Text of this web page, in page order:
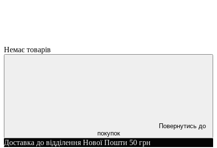
Немає товарів
Повернутись до
покупок
Доставка до відділення Нової Пошти 50 грн